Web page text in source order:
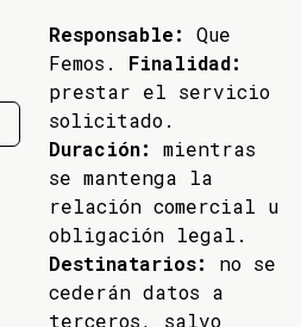
Responsable:
Que
Femos. Finalidad:
prestar el servicio
solicitado.
Duración:
mientras
se mantenga la
relación comercial u
obligación legal.
Destinatarios:
no se
cederán datos a
terceros, salvo